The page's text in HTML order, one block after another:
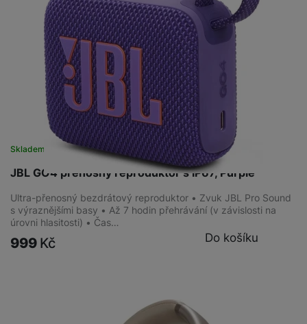
JBL GO4 přenosný reproduktor s IP67, Purple
Skladem
Ultra-přenosný bezdrátový reproduktor • Zvuk JBL Pro Sound
s výraznějšími basy • Až 7 hodin přehrávání (v závislosti na
úrovni hlasitosti) • Čas…
999 Kč Do košíku